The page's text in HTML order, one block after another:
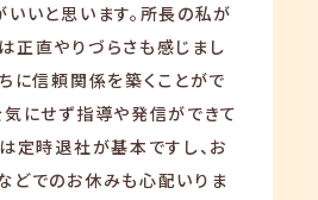
いいと思います。所長の私が
正直やりづらさも感じまし
に信頼関係を築くことがで
気にせず指導や発信ができて
定時退社が基本ですし、お
どでのお休みも心配いりま